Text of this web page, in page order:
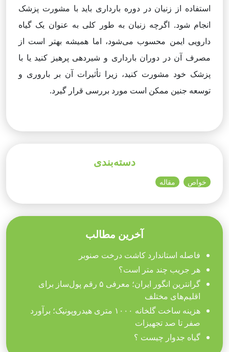
استفاده از زنیان در دوره بارداری باید با مشورت پزشک
انجام شود. اگرچه زنیان به طور کلی به عنوان یک گیاه
دارویی ایمن محسوب می‌شود، اما همیشه بهتر است از
مصرف آن در دوران بارداری و شیردهی پرهیز کنید یا با
پزشک خود مشورت کنید، زیرا تأثیرات آن بر باروری و
توسعه جنین ممکن است مورد بررسی قرار گیرد.
دسته‌بندی
خواص مقاله
آخرین مطالب
فاصله استاندارد کاشت درخت صنوبر
هر جریب چند متر است؟
گرانترین انگور ایران؛ معرفی ۵ رقم پول‌ساز برای
اقلیم‌های مختلف
هزینه ساخت گلخانه ۱۰۰۰ متری هیدروپونیک؛ برآورد
صفر تا صد تجهیزات
گیاه جدوار چیست ؟